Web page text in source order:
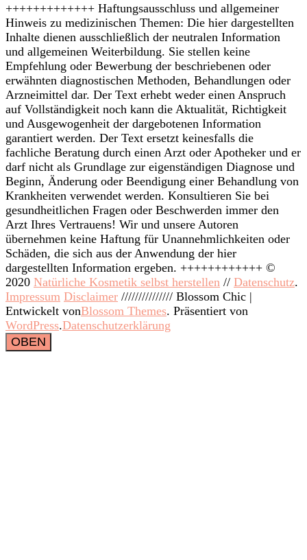
+++++++++++++ Haftungsausschluss und allgemeiner
Hinweis zu medizinischen Themen: Die hier dargestellten
Inhalte dienen ausschließlich der neutralen Information
und allgemeinen Weiterbildung. Sie stellen keine
Empfehlung oder Bewerbung der beschriebenen oder
erwähnten diagnostischen Methoden, Behandlungen oder
Arzneimittel dar. Der Text erhebt weder einen Anspruch
auf Vollständigkeit noch kann die Aktualität, Richtigkeit
und Ausgewogenheit der dargebotenen Information
garantiert werden. Der Text ersetzt keinesfalls die
fachliche Beratung durch einen Arzt oder Apotheker und er
darf nicht als Grundlage zur eigenständigen Diagnose und
Beginn, Änderung oder Beendigung einer Behandlung von
Krankheiten verwendet werden. Konsultieren Sie bei
gesundheitlichen Fragen oder Beschwerden immer den
Arzt Ihres Vertrauens! Wir und unsere Autoren
übernehmen keine Haftung für Unannehmlichkeiten oder
Schäden, die sich aus der Anwendung der hier
dargestellten Information ergeben. ++++++++++++ ©
2020 Natürliche Kosmetik selbst herstellen // Datenschutz.
Impressum Disclaimer /////////////// Blossom Chic |
Entwickelt vonBlossom Themes. Präsentiert von
WordPress.Datenschutzerklärung
OBEN